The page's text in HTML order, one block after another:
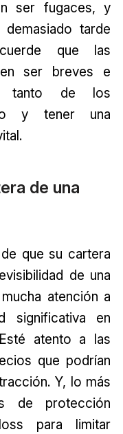
ser fugaces, y
tarde
que las
ser breves e
tanto de los
y tener una
de una
que su cartera
de una
atención a
significativa en
atento a las
que podrían
Y, lo más
de protección
para limitar